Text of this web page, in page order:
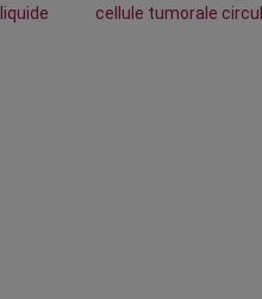
liquide
cellule tumorale